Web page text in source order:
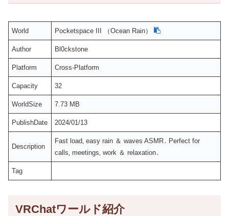
World Pocketspace III （Ocean Rain）
Author Bl0ckstone
Platform Cross-Platform
Capacity 32
WorldSize 7.73 MB
PublishDate 2024/01/13
Description
Fast load‚ easy rain ＆ waves ASMR․ Perfect for
calls‚ meetings‚ work ＆ relaxation․
Tag
VRChatワールド紹介